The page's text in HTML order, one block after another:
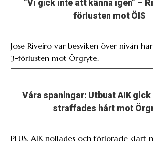
”Vi gick inte att känna igen” –
förlusten mot ÖIS
Jose Riveiro var besviken över nivån
3-förlusten mot Örgryte.
Våra spaningar: Utbuat AIK
straffades hårt mot
PLUS. AIK nollades och förlorade klart